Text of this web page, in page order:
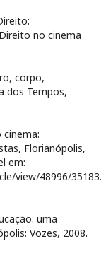
no cinema
corpo,
dos Tempos,
cinema:
Florianópolis,
em:
view/48996/35183.
uma
Vozes, 2008.